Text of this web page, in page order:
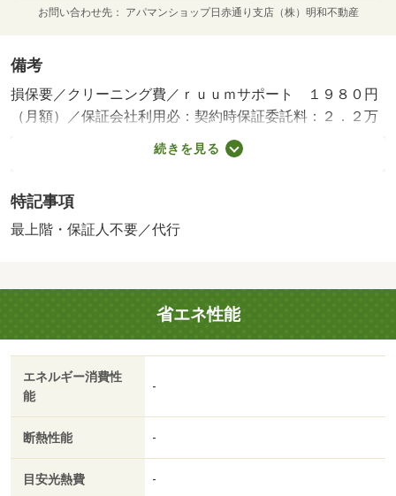
お問い合わせ先 アパマンショップ日赤通り支店（株）明和不動産
備考
損保要／クリーニング費／ｒｕｕｍサポート １９８０円
（月額）／保証会社利用必：契約時保証委託料：２．２万
／月額保証委託料：賃料総額の２．２％又は５．５％ ※
ペット可は２．５万／２．５％／［退去時費用 退去費用
２，０００円がかかります。契約時にクリーニング費５
０，０００円、鍵セット費３，３００円（税込）が必要と
ロゼット／フローリング／シャワー付洗面台／ＴＶインタ
ーホン／浴室乾燥機／室内洗濯置／シューズボックス／温
水洗浄便座／洗面所独立／２口コンロ／駐輪場／礼金不要
／最上階／敷金不要／照明付／保証人不要／ネット使用料
不要／２４時間換気システム／駅徒歩１０分以内／プロパ
ンガス／ＢＳ／敷金・礼金不要／保証会社利用可／セブン
ニ）まで４４７ｍ／マルショク健軍店（スーパー）まで４
４４ｍ／ジョイフル熊本東野店（飲食店）まで４６７ｍ／
セブンイレブン（コンビニ）まで６０７ｍ／セブンイレブ
続きを見る
特記事項
最上階・保証人不要／代行
省エネ性能
エネルギー消費性
能
-
断熱性能 -
目安光熱費 -